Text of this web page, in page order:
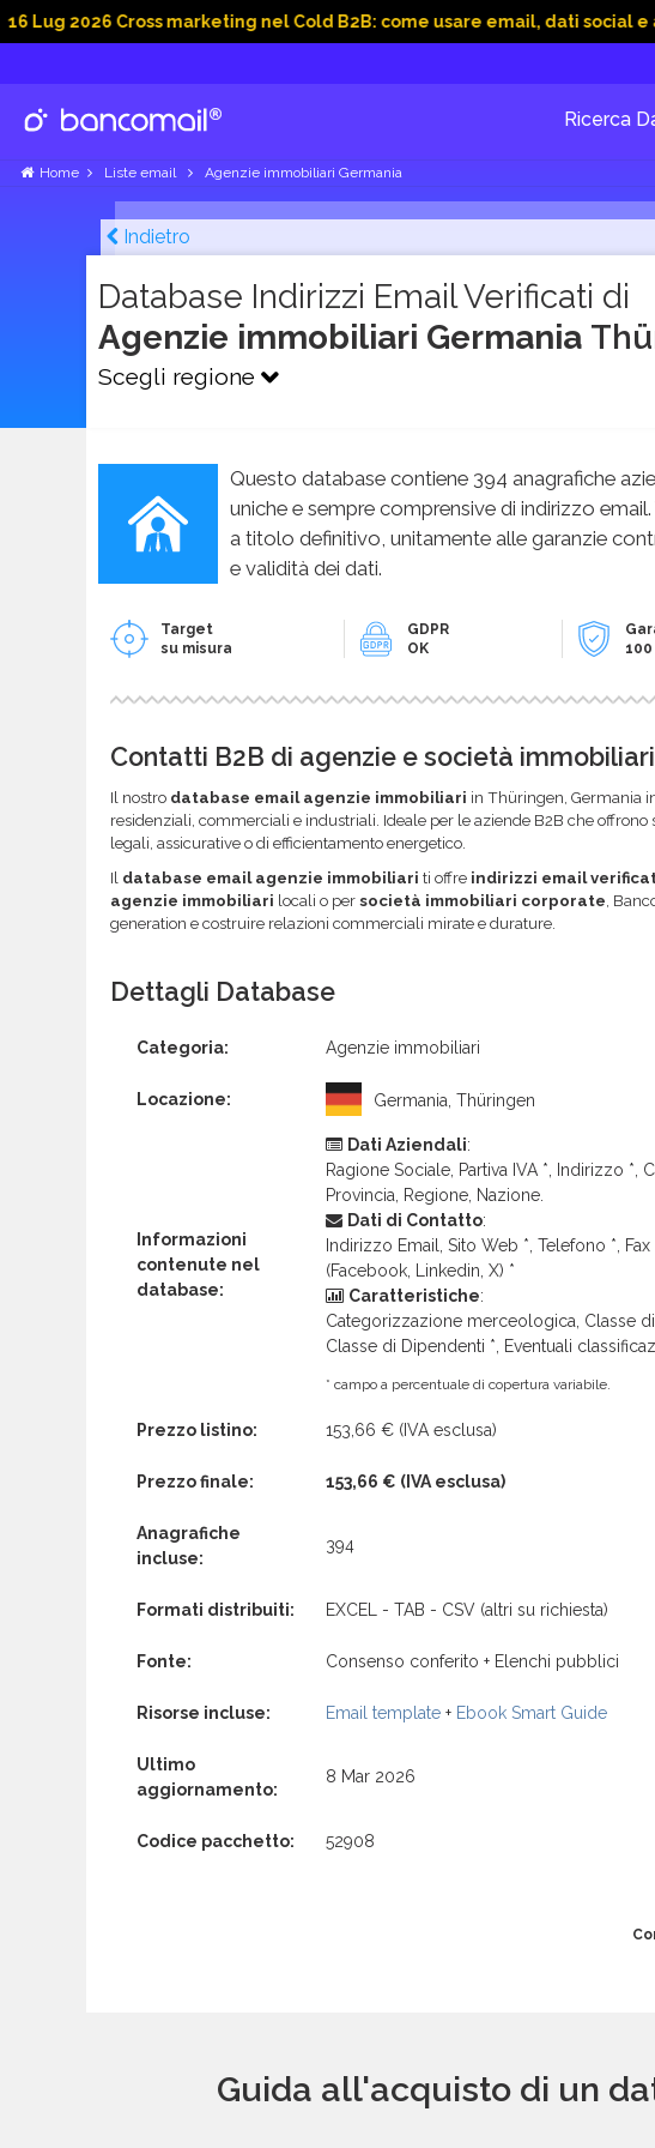
Cross marketing nel Cold B2B: come usare email, dati social e
Ricerca
Home Liste email Agenzie immobiliari Germania
Indietro
Database Indirizzi Email Verificati di
Agenzie immobiliari Germania
Scegli regione
Questo database contiene 394 anagrafiche
uniche e sempre comprensive di indirizzo
a titolo definitivo, unitamente alle garanzie
e validità dei dati.
Target
su misura
GDPR
OK
100
Contatti B2B di agenzie e società
Il nostro database email agenzie immobiliari in Thüringen, Germania
residenziali, commerciali e industriali. Ideale per le aziende B2B che
legali, assicurative o di efficientamento energetico.
Il database email agenzie immobiliari ti offre indirizzi email
agenzie immobiliari locali o per società immobiliari corporate ,
generation e costruire relazioni commerciali mirate e durature.
Dettagli Database
Categoria: Agenzie immobiliari
Locazione: Germania, Thüringen
Informazioni
contenute nel
database:
Dati Aziendali:
Ragione Sociale, Partiva IVA *, Indirizzo *,
Provincia, Regione, Nazione.
Dati di Contatto:
Indirizzo Email, Sito Web *, Telefono *, Fax
(Facebook, Linkedin, X) *
Caratteristiche:
Categorizzazione merceologica, Classe di
Classe di Dipendenti *, Eventuali
* campo a percentuale di copertura variabile.
Prezzo listino: 153,66 € (IVA esclusa)
Prezzo finale: 153,66 € (IVA esclusa)
Anagrafiche
incluse:
394
Formati distribuiti: EXCEL - TAB - CSV (altri su richiesta)
Fonte: Consenso conferito + Elenchi pubblici
Risorse incluse: Email template + Ebook Smart Guide
Ultimo
aggiornamento:
8 Mar 2026
Codice pacchetto: 52908
Guida all'acquisto di un